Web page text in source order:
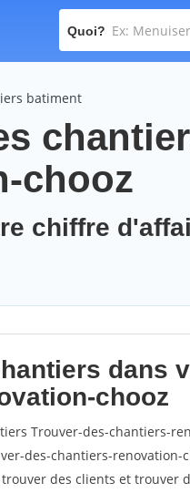
Quoi?
batiment
chooz
chiffre
dans
chooz
Trouver-des-chantiers-
des-chantiers-
des clients et trouver